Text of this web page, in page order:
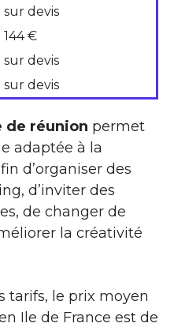
sur devis
144 €
sur devis
sur devis
de réunion permet
adaptée à la
d’organiser des
d’inviter des
de changer de
la créativité
tarifs, le prix moyen
Ile de France est de